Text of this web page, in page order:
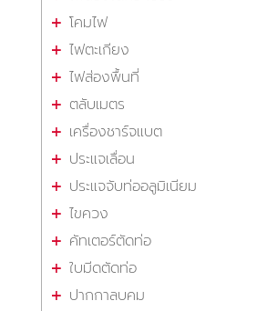
โคมไฟ
ไฟตะเกียง
ไฟส่องพื้นที่
ตลับเมตร
เครื่องชาร์จแบต
ประแจเลื่อน
ประแจจับท่ออลูมิเนียม
ไขควง
คัทเตอร์ตัดท่อ
ใบมีดตัดท่อ
ปากกาลบคม